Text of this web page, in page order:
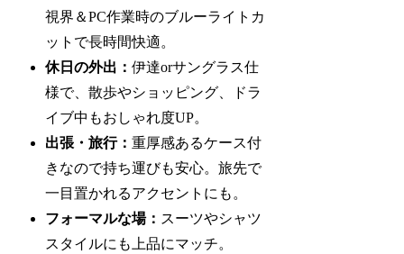
視界＆PC作業時のブルーライトカ
ットで長時間快適。
休日の外出：伊達orサングラス仕
様で、散歩やショッピング、ドラ
イブ中もおしゃれ度UP。
出張・旅行：重厚感あるケース付
きなので持ち運びも安心。旅先で
一目置かれるアクセントにも。
フォーマルな場： スーツやシャツ
スタイルにも上品にマッチ。